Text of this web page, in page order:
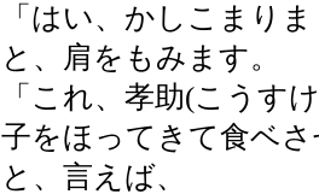
「はい、かしこまり
と、肩をもみます。
「これ、孝助(こうす
子をほってきて食ベ
と、言えば、